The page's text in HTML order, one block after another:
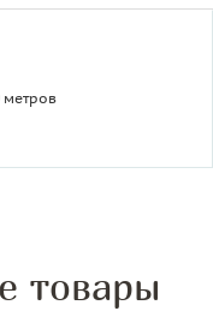
метров
товары